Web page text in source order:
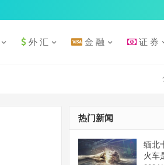
外 汇 金 融 证 券
热门新闻
缅北
火车